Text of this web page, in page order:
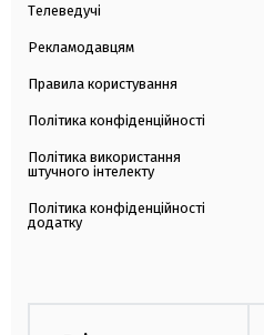
Телеведучі
Рекламодавцям
Правила користування
Політика конфіденційності
Політика використання
штучного інтелекту
Політика конфіденційності
додатку